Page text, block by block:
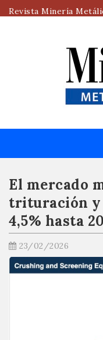
Revista Minería
El mercado
trituración y
4,5% hasta
23/02/2026